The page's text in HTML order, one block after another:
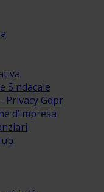
Sindacale
Privacy Gdpr
d’impresa